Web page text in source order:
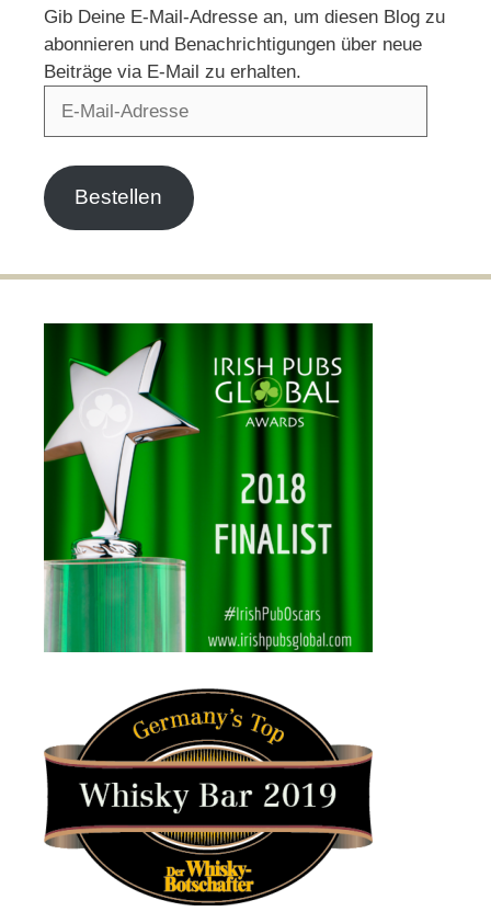
Gib Deine E-Mail-Adresse an, um diesen Blog zu
abonnieren und Benachrichtigungen über neue
Beiträge via E-Mail zu erhalten.
Bestellen